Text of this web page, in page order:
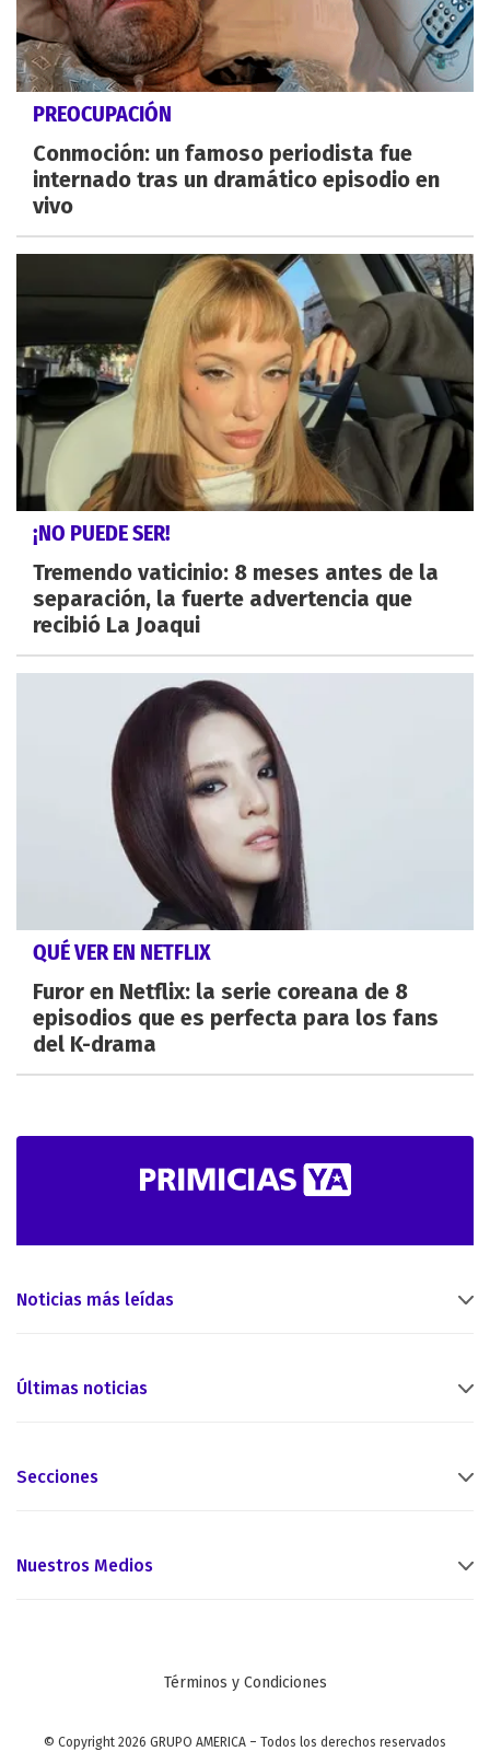
PREOCUPACIÓN
Conmoción: un famoso periodista fue
internado tras un dramático episodio en
vivo
¡NO PUEDE SER!
Tremendo vaticinio: 8 meses antes de la
separación, la fuerte advertencia que
recibió La Joaqui
QUÉ VER EN NETFLIX
Furor en Netflix: la serie coreana de 8
episodios que es perfecta para los fans
del K-drama
Noticias más leídas
Últimas noticias
Secciones
Nuestros Medios
Términos y Condiciones
© Copyright 2026 GRUPO AMERICA – Todos los derechos reservados